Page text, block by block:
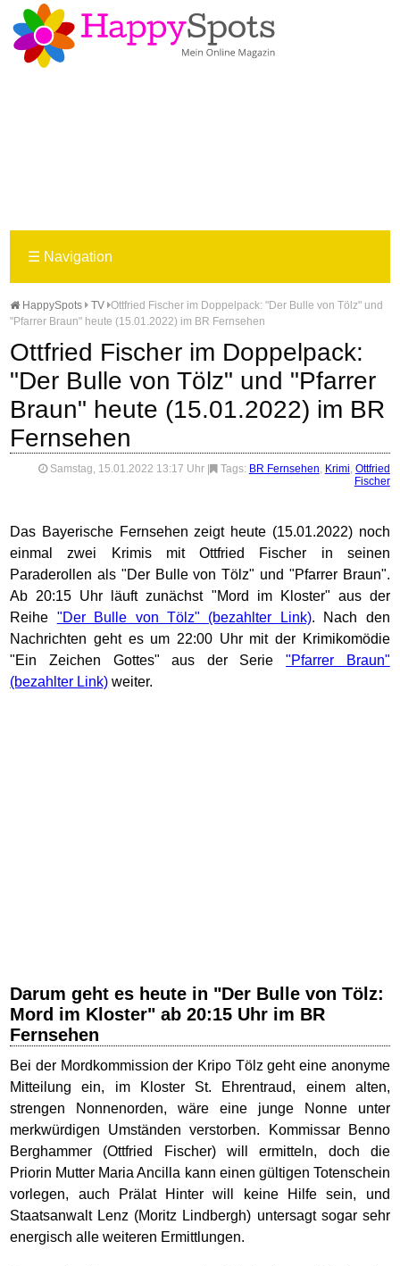
☰ Navigation
HappySpots TV Ottfried Fischer im Doppelpack: "Der Bulle von Tölz" und
"Pfarrer Braun" heute (15.01.2022) im BR Fernsehen
Ottfried Fischer im Doppelpack:
"Der Bulle von Tölz" und "Pfarrer
Braun" heute (15.01.2022) im BR
Fernsehen
Samstag, 15.01.2022 13:17 Uhr Tags: BR Fernsehen, Krimi, Ottfried
Fischer
Das Bayerische Fernsehen zeigt heute (15.01.2022) noch
einmal zwei Krimis mit Ottfried Fischer in seinen
Paraderollen als "Der Bulle von Tölz" und "Pfarrer Braun".
Ab 20:15 Uhr läuft zunächst "Mord im Kloster" aus der
Reihe "Der Bulle von Tölz"
. Nach den
Nachrichten geht es um 22:00 Uhr mit der Krimikomödie
"Ein Zeichen Gottes" aus der Serie"Pfarrer Braun"
weiter.
Darum geht es heute in "Der Bulle von Tölz:
Mord im Kloster" ab 20:15 Uhr im BR
Fernsehen
Bei der Mordkommission der Kripo Tölz geht eine anonyme
Mitteilung ein, im Kloster St. Ehrentraud, einem alten,
strengen Nonnenorden, wäre eine junge Nonne unter
merkwürdigen Umständen verstorben. Kommissar Benno
Berghammer (Ottfried Fischer) will ermitteln, doch die
Priorin Mutter Maria Ancilla kann einen gültigen Totenschein
vorlegen, auch Prälat Hinter will keine Hilfe sein, und
Staatsanwalt Lenz (Moritz Lindbergh) untersagt sogar sehr
energisch alle weiteren Ermittlungen.